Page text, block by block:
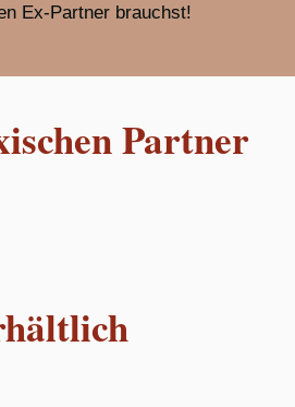
Ex-Partner brauchst!
Partner